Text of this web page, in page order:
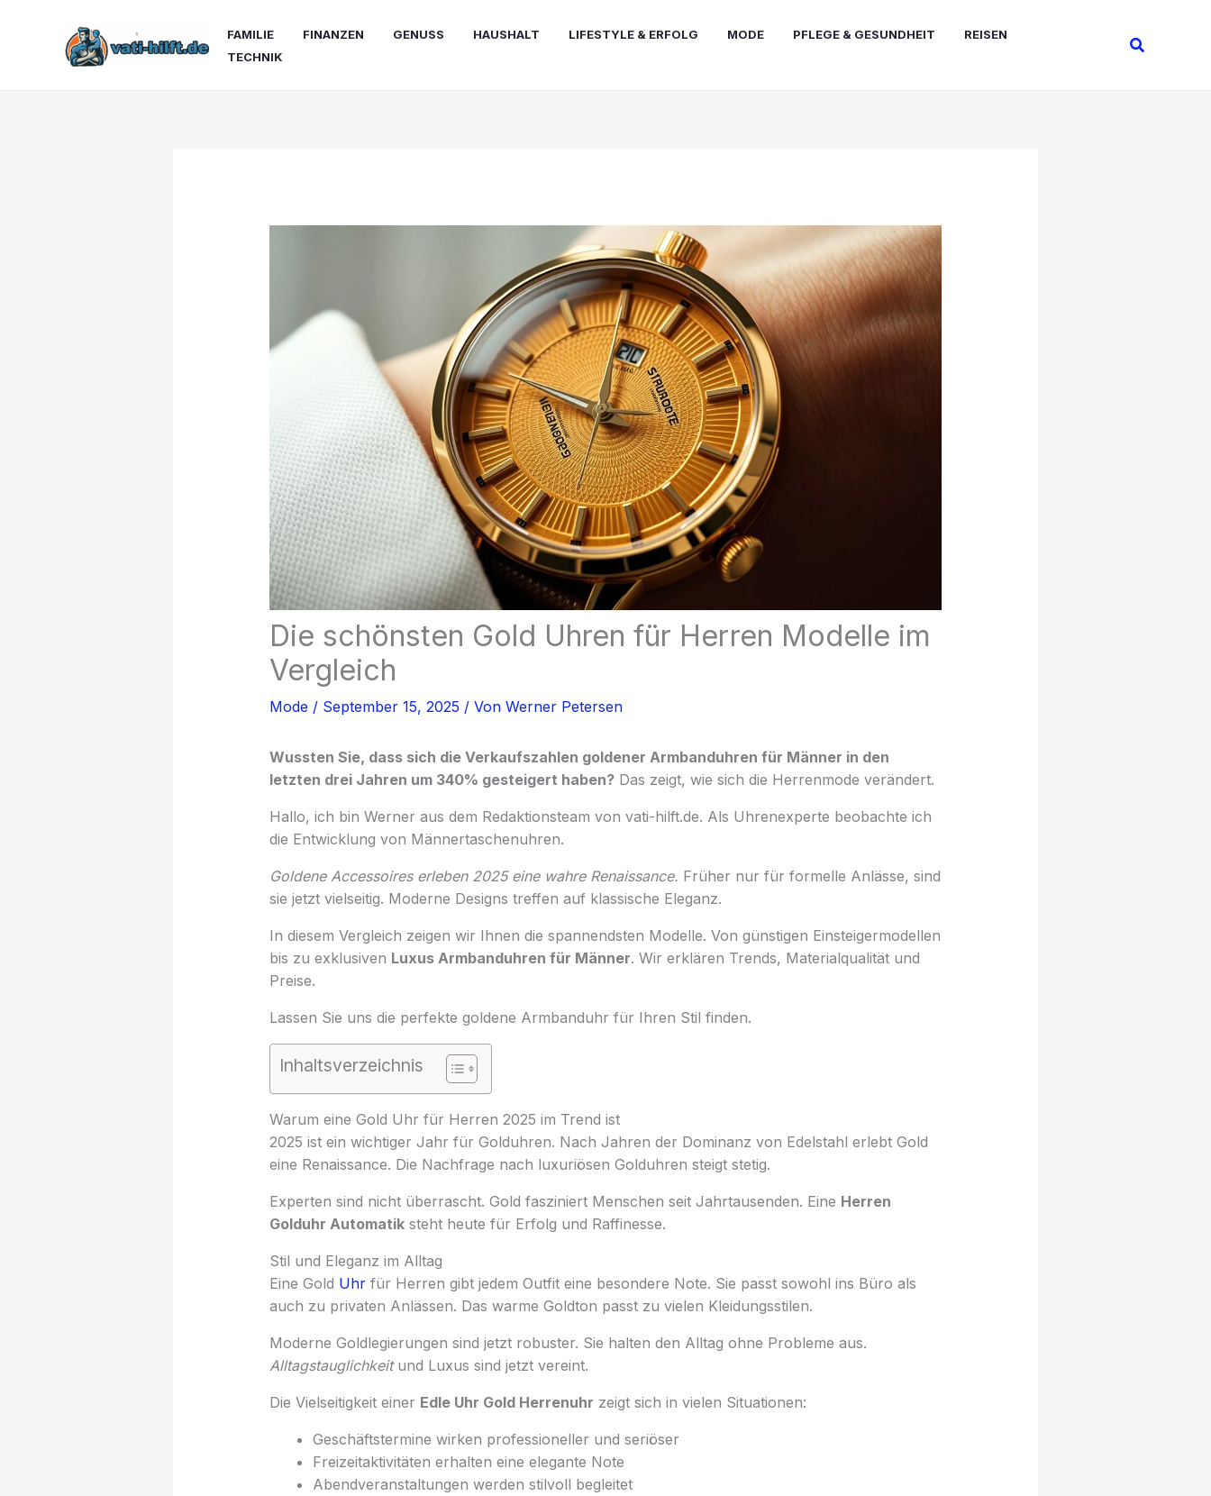
FAMILIE FINANZEN GENUSS HAUSHALT LIFESTYLE & ERFOLG MODE PFLEGE & GESUNDHEIT
REISEN
TECHNIK
Suchen
Die schönsten Gold Uhren für Herren Modelle im
Vergleich
Mode / September 15, 2025 / Von Werner Petersen
Wussten Sie, dass sich die Verkaufszahlen goldener Armbanduhren für Männer in den
letzten drei Jahren um 340% gesteigert haben?Das zeigt, wie sich die Herrenmode verändert.
Hallo, ich bin Werner aus dem Redaktionsteam von vati-hilft.de. Als Uhrenexperte beobachte ich
die Entwicklung von Männertaschenuhren.
Goldene Accessoires erleben 2025 eine wahre Renaissance. Früher nur für formelle Anlässe, sind
sie jetzt vielseitig. Moderne Designs treffen auf klassische Eleganz.
In diesem Vergleich zeigen wir Ihnen die spannendsten Modelle. Von günstigen Einsteigermodellen
bis zu exklusiven Luxus Armbanduhren für Männer. Wir erklären Trends, Materialqualität und
Preise.
Lassen Sie uns die perfekte goldene Armbanduhr für Ihren Stil finden.
Inhaltsverzeichnis
Warum eine Gold Uhr für Herren 2025 im Trend ist
2025 ist ein wichtiger Jahr für Golduhren. Nach Jahren der Dominanz von Edelstahl erlebt Gold
eine Renaissance. Die Nachfrage nach luxuriösen Golduhren steigt stetig.
Experten sind nicht überrascht. Gold fasziniert Menschen seit Jahrtausenden. Eine Herren
Golduhr Automatiksteht heute für Erfolg und Raffinesse.
Stil und Eleganz im Alltag
Eine Gold Uhrfür Herren gibt jedem Outfit eine besondere Note. Sie passt sowohl ins Büro als
auch zu privaten Anlässen. Das warme Goldton passt zu vielen Kleidungsstilen.
Moderne Goldlegierungen sind jetzt robuster. Sie halten den Alltag ohne Probleme aus.
Alltagstauglichkeitund Luxus sind jetzt vereint.
Die Vielseitigkeit einer Edle Uhr Gold Herrenuhr zeigt sich in vielen Situationen:
Geschäftstermine wirken professioneller und seriöser
Freizeitaktivitäten erhalten eine elegante Note
Abendveranstaltungen werden stilvoll begleitet